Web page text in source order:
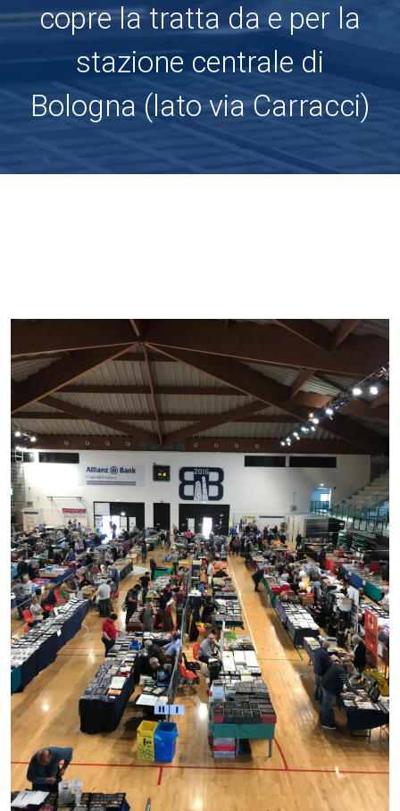
copre la tratta da e per la
stazione centrale di
Bologna (lato via Carracci)